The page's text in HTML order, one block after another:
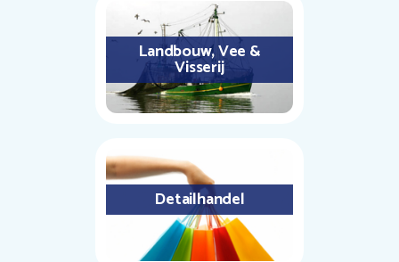
Landbouw, Vee &
Visserij
Detailhandel